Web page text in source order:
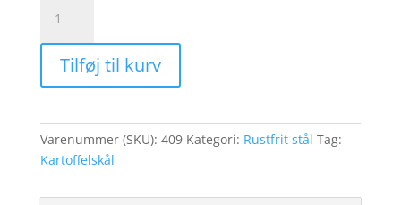
stål
antal
Tilføj til kurv
Varenummer (SKU): 409 Kategori: Rustfrit stål Tag:
Kartoffelskål